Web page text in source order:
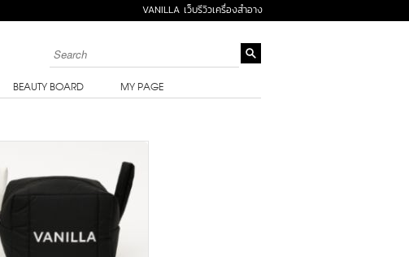
VANILLA เว็บรีวิวเครื่องสำอาง
BEAUTY BOARD MY PAGE